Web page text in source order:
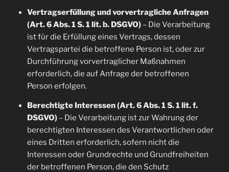
Vertragserfüllung und vorvertragliche Anfragen
(Art. 6 Abs. 1 S. 1 lit. b. DSGVO)– Die Verarbeitung
ist für die Erfüllung eines Vertrags, dessen
Vertragspartei die betroffene Person ist, oder zur
Durchführung vorvertraglicher Maßnahmen
erforderlich, die auf Anfrage der betroffenen
Person erfolgen.
Berechtigte Interessen (Art. 6 Abs. 1 S. 1 lit. f.
DSGVO)– Die Verarbeitung ist zur Wahrung der
berechtigten Interessen des Verantwortlichen oder
eines Dritten erforderlich, sofern nicht die
Interessen oder Grundrechte und Grundfreiheiten
der betroffenen Person, die den Schutz